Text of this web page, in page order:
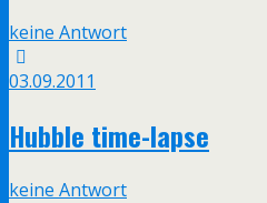
keine Antwort
03.09.2011
Hubble time-lapse
keine Antwort